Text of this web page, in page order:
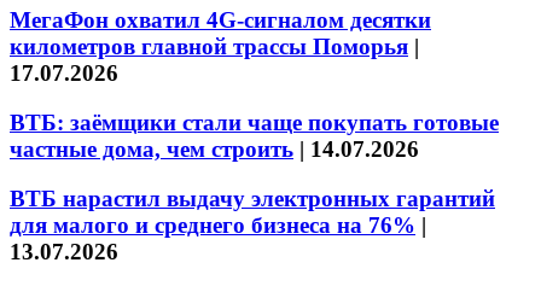
МегаФон охватил 4G-сигналом десятки
километров главной трассы Поморья |
17.07.2026
ВТБ: заёмщики стали чаще покупать готовые
частные дома, чем строить | 14.07.2026
ВТБ нарастил выдачу электронных гарантий
для малого и среднего бизнеса на 76% |
13.07.2026